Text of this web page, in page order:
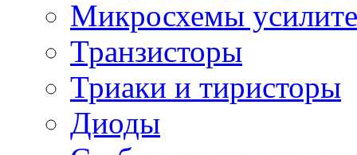
Микросхемы
Транзисторы
Триаки и тиристоры
Диоды